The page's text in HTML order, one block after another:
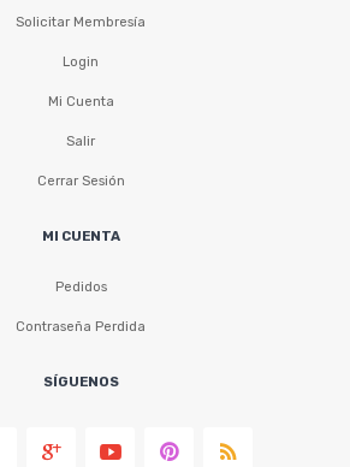
Solicitar Membresía
Login
Mi Cuenta
Salir
Cerrar Sesión
MI CUENTA
Pedidos
Contraseña Perdida
SÍGUENOS